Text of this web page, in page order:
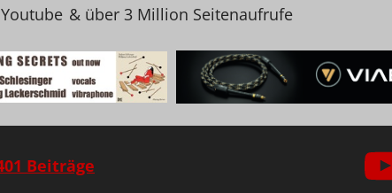
& über 3 Million Seitenaufrufe
Beiträge